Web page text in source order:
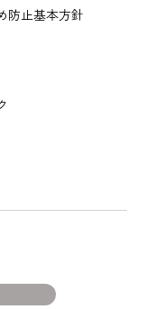
防止基本方針